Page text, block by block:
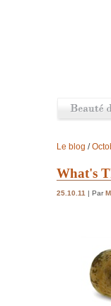
Le blog /
What's
25.10.11 | Par